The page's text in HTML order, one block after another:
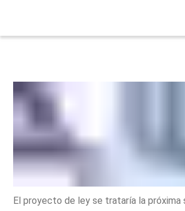
El proyecto de ley se trataría la próxima